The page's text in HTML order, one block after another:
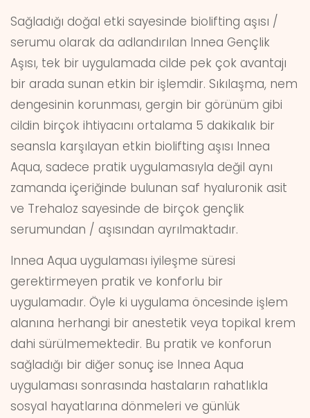
Sağladığı doğal etki sayesinde biolifting aşısı /
serumu olarak da adlandırılan Innea Gençlik
Aşısı, tek bir uygulamada cilde pek çok avantajı
bir arada sunan etkin bir işlemdir. Sıkılaşma, nem
dengesinin korunması, gergin bir görünüm gibi
cildin birçok ihtiyacını ortalama 5 dakikalık bir
seansla karşılayan etkin biolifting aşısı Innea
Aqua, sadece pratik uygulamasıyla değil aynı
zamanda içeriğinde bulunan saf hyaluronik asit
ve Trehaloz sayesinde de birçok gençlik
serumundan / aşısından ayrılmaktadır.
Innea Aqua uygulaması iyileşme süresi
gerektirmeyen pratik ve konforlu bir
uygulamadır. Öyle ki uygulama öncesinde işlem
alanına herhangi bir anestetik veya topikal krem
dahi sürülmemektedir. Bu pratik ve konforun
sağladığı bir diğer sonuç ise Innea Aqua
uygulaması sonrasında hastaların rahatlıkla
sosyal hayatlarına dönmeleri ve günlük